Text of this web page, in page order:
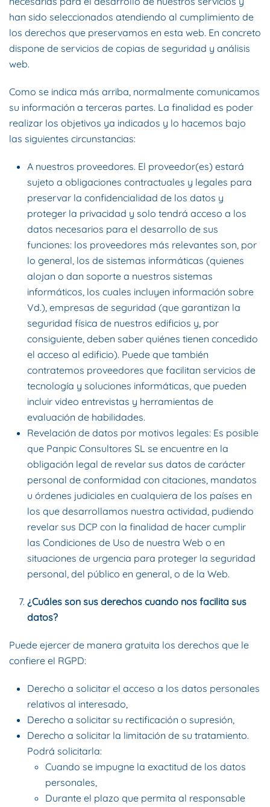
han sido seleccionados atendiendo al cumplimiento de
los derechos que preservamos en esta web. En concreto
dispone de servicios de copias de seguridad y análisis
web.
Como se indica más arriba, normalmente comunicamos
su información a terceras partes. La finalidad es poder
realizar los objetivos ya indicados y lo hacemos bajo
las siguientes circunstancias:
A nuestros proveedores. El proveedor(es) estará
sujeto a obligaciones contractuales y legales para
preservar la confidencialidad de los datos y
proteger la privacidad y solo tendrá acceso a los
datos necesarios para el desarrollo de sus
funciones: los proveedores más relevantes son, por
lo general, los de sistemas informáticas (quienes
alojan o dan soporte a nuestros sistemas
informáticos, los cuales incluyen información sobre
Vd.), empresas de seguridad (que garantizan la
seguridad física de nuestros edificios y, por
consiguiente, deben saber quiénes tienen concedido
el acceso al edificio). Puede que también
contratemos proveedores que facilitan servicios de
tecnología y soluciones informáticas, que pueden
incluir video entrevistas y herramientas de
evaluación de habilidades.
Revelación de datos por motivos legales: Es posible
que Panpic Consultores SL se encuentre en la
obligación legal de revelar sus datos de carácter
personal de conformidad con citaciones, mandatos
u órdenes judiciales en cualquiera de los países en
los que desarrollamos nuestra actividad, pudiendo
revelar sus DCP con la finalidad de hacer cumplir
las Condiciones de Uso de nuestra Web o en
situaciones de urgencia para proteger la seguridad
personal, del público en general, o de la Web.
¿Cuáles son sus derechos cuando nos facilita sus
datos?
Puede ejercer de manera gratuita los derechos que le
confiere el RGPD:
Derecho a solicitar el acceso a los datos personales
relativos al interesado,
Derecho a solicitar su rectificación o supresión,
Derecho a solicitar la limitación de su tratamiento.
Podrá solicitarla:
Cuando se impugne la exactitud de los datos
personales,
Durante el plazo que permita al responsable